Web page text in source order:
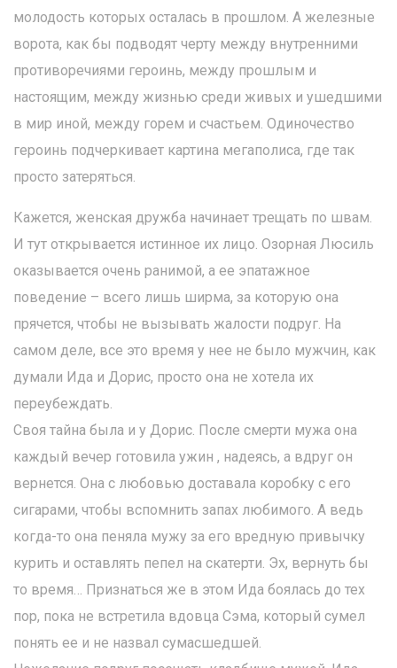
молодость которых осталась в прошлом. А железные
ворота, как бы подводят черту между внутренними
противоречиями героинь, между прошлым и
настоящим, между жизнью среди живых и ушедшими
в мир иной, между горем и счастьем. Одиночество
героинь подчеркивает картина мегаполиса, где так
просто затеряться.
Кажется, женская дружба начинает трещать по швам.
И тут открывается истинное их лицо. Озорная Люсиль
оказывается очень ранимой, а ее эпатажное
поведение – всего лишь ширма, за которую она
прячется, чтобы не вызывать жалости подруг. На
самом деле, все это время у нее не было мужчин, как
думали Ида и Дорис, просто она не хотела их
переубеждать.
Своя тайна была и у Дорис. После смерти мужа она
каждый вечер готовила ужин , надеясь, а вдруг он
вернется. Она с любовью доставала коробку с его
сигарами, чтобы вспомнить запах любимого. А ведь
когда-то она пеняла мужу за его вредную привычку
курить и оставлять пепел на скатерти. Эх, вернуть бы
то время… Признаться же в этом Ида боялась до тех
пор, пока не встретила вдовца Сэма, который сумел
понять ее и не назвал сумасшедшей.